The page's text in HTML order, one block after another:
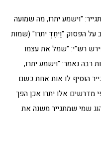
"וישמע יתרו, מה שמועה
על הפסוק "וַיִּחַדְּ יתרו" (שמות
רש"י: "שמל את עצמו
רבה נאמר: "וישמע יתרו,
הוסיף לו אות אחת כשם
מדרשים אלו יתרו אכן הפך
שמי שמתגייר משנה את